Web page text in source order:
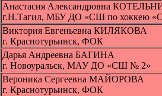
Анастасия Александровна
г.Н.Тагил, МБУ ДО «СШ по хоккею
Виктория Евгеньевна КИЛЯКОВА
г. Краснотурьинск, ФОК
Дарья Андреевна БАГИНА
г. Новоуральск, МАУ ДО «СШ № 2»
Вероника Сергеевна МАЙОРОВА
г. Краснотурьинск, ФОК